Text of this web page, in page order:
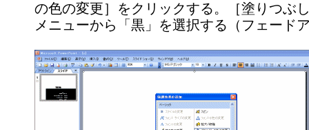
の色の変更］をクリックする。［塗りつぶ
メニューから「黒」を選択する（フェード